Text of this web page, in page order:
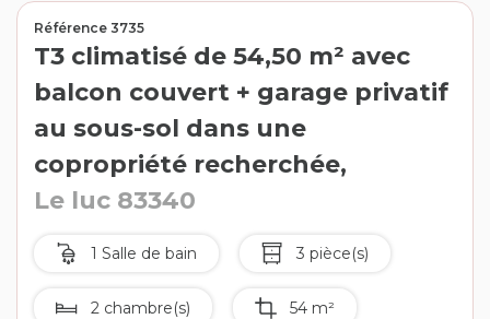
Avis clients
Référence 3735
T3 climatisé de 54,50 m² avec
balcon couvert + garage privatif
au sous-sol dans une
copropriété recherchée,
Le luc 83340
1 Salle de bain 3 pièce(s)
2 chambre(s) 54 m²